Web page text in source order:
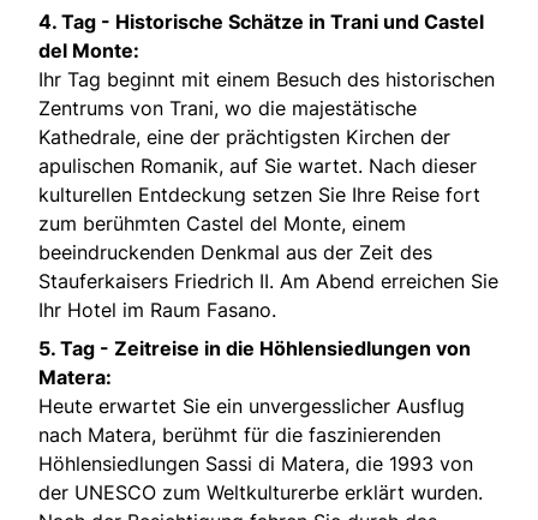
4. Tag - Historische Schätze in Trani und Castel
del Monte:
Ihr Tag beginnt mit einem Besuch des historischen
Zentrums von Trani, wo die majestätische
Kathedrale, eine der prächtigsten Kirchen der
apulischen Romanik, auf Sie wartet. Nach dieser
kulturellen Entdeckung setzen Sie Ihre Reise fort
zum berühmten Castel del Monte, einem
beeindruckenden Denkmal aus der Zeit des
Stauferkaisers Friedrich II. Am Abend erreichen Sie
Ihr Hotel im Raum Fasano.
5. Tag - Zeitreise in die Höhlensiedlungen von
Matera:
Heute erwartet Sie ein unvergesslicher Ausflug
nach Matera, berühmt für die faszinierenden
Höhlensiedlungen Sassi di Matera, die 1993 von
der UNESCO zum Weltkulturerbe erklärt wurden.